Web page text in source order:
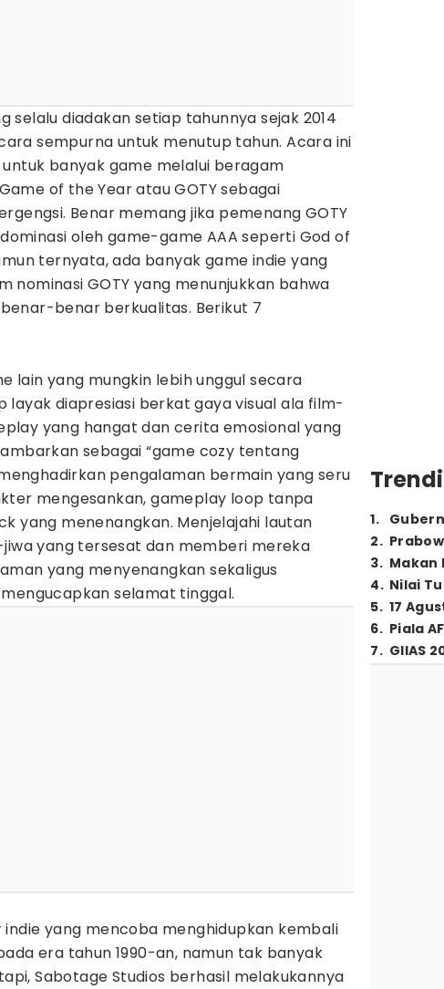
selalu diadakan setiap tahunnya sejak 2014
sempurna untuk menutup tahun. Acara ini
banyak game melalui beragam
of the Year atau GOTY sebagai
Benar memang jika pemenang GOTY
oleh game-game AAA seperti God of
ternyata, ada banyak game indie yang
nominasi GOTY yang menunjukkan bahwa
benar berkualitas. Berikut 7
lain yang mungkin lebih unggul secara
layak diapresiasi berkat gaya visual ala film-
yang hangat dan cerita emosional yang
sebagai “game cozy tentang
pengalaman bermain yang seru
mengesankan, gameplay loop tanpa
yang menenangkan. Menjelajahi lautan
yang tersesat dan memberi mereka
yang menyenangkan sekaligus
selamat tinggal.
yang mencoba menghidupkan kembali
era tahun 1990-an, namun tak banyak
Sabotage Studios berhasil melakukannya
1.
2.
3. Makan
4. Nilai
5. 17
6. Piala
7. GIIAS